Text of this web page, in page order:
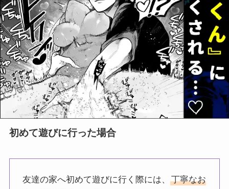
初めて遊びに行った場合
友達の家へ初めて遊びに行く際には、丁寧なお